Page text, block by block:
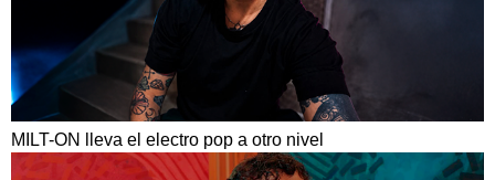
MILT-ON lleva el electro pop a otro nivel